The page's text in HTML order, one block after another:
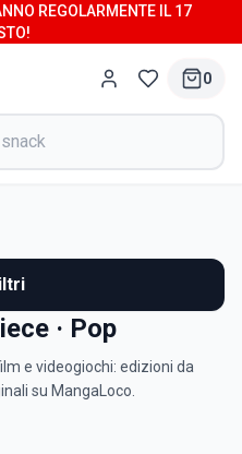
REGOLARMENTE IL 17
0
· Pop
e videogiochi: edizioni da
su MangaLoco.